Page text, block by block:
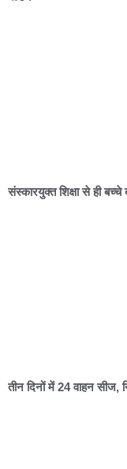
संस्कारयुक्त शिक्षा से ही बच्चे
तीन दिनों में 24 वाहन